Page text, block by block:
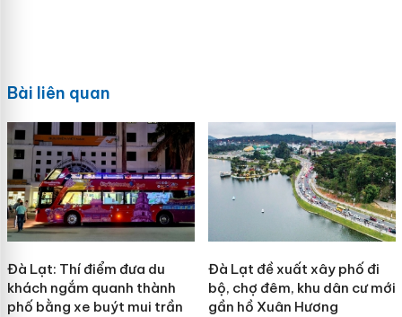
Bài liên quan
Đà Lạt: Thí điểm đưa du
khách ngắm quanh thành
phố bằng xe buýt mui trần
Đà Lạt đề xuất xây phố đi
bộ, chợ đêm, khu dân cư mới
gần hồ Xuân Hương